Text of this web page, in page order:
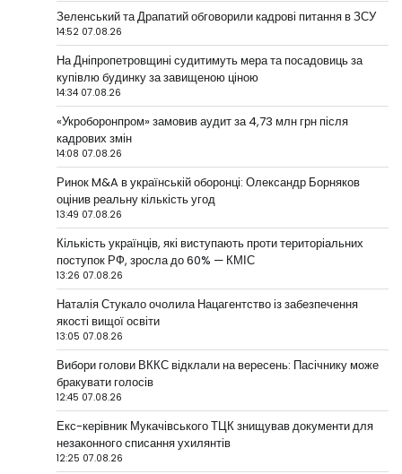
Зеленський та Драпатий обговорили кадрові питання в ЗСУ
14:52 07.08.26
На Дніпропетровщині судитимуть мера та посадовиць за
купівлю будинку за завищеною ціною
14:34 07.08.26
«Укроборонпром» замовив аудит за 4,73 млн грн після
кадрових змін
14:08 07.08.26
Ринок M&A в українській оборонці: Олександр Борняков
оцінив реальну кількість угод
13:49 07.08.26
Кількість українців, які виступають проти територіальних
поступок РФ, зросла до 60% — КМІС
13:26 07.08.26
Наталія Стукало очолила Нацагентство із забезпечення
якості вищої освіти
13:05 07.08.26
Вибори голови ВККС відклали на вересень: Пасічнику може
бракувати голосів
12:45 07.08.26
Екс-керівник Мукачівського ТЦК знищував документи для
незаконного списання ухилянтів
12:25 07.08.26